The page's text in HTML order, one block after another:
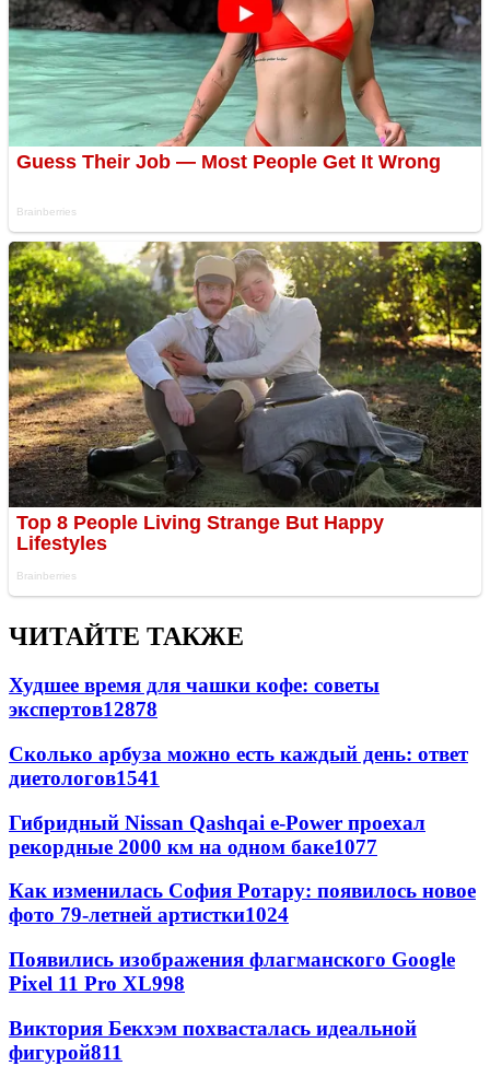
ЧИТАЙТЕ ТАКЖЕ
Худшее время для чашки кофе: советы
экспертов12878
Сколько арбуза можно есть каждый день: ответ
диетологов1541
Гибридный Nissan Qashqai e-Power проехал
рекордные 2000 км на одном баке1077
Как изменилась София Ротару: появилось новое
фото 79-летней артистки1024
Появились изображения флагманского Google
Pixel 11 Pro XL998
Виктория Бекхэм похвасталась идеальной
фигурой811